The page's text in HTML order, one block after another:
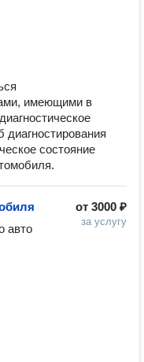
имеющими в
диагностирования
состояние
от 3000 ₽
за услугу
авто